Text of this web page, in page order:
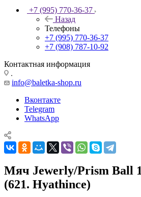
+7 (995) 770-36-37
Назад
Телефоны
+7 (995) 770-36-37
+7 (908) 787-10-92
Контактная информация
.
info@baletka-shop.ru
Вконтакте
Telegram
WhatsApp
Мяч Jewerly/Prism Ball
(621. Hyathince)